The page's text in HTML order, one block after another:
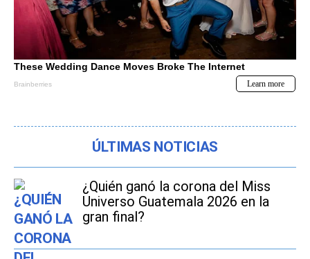
ÚLTIMAS NOTICIAS
¿Quién ganó la corona del Miss
Universo Guatemala 2026 en la
gran final?